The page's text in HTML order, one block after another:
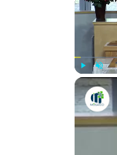
Play Unmute